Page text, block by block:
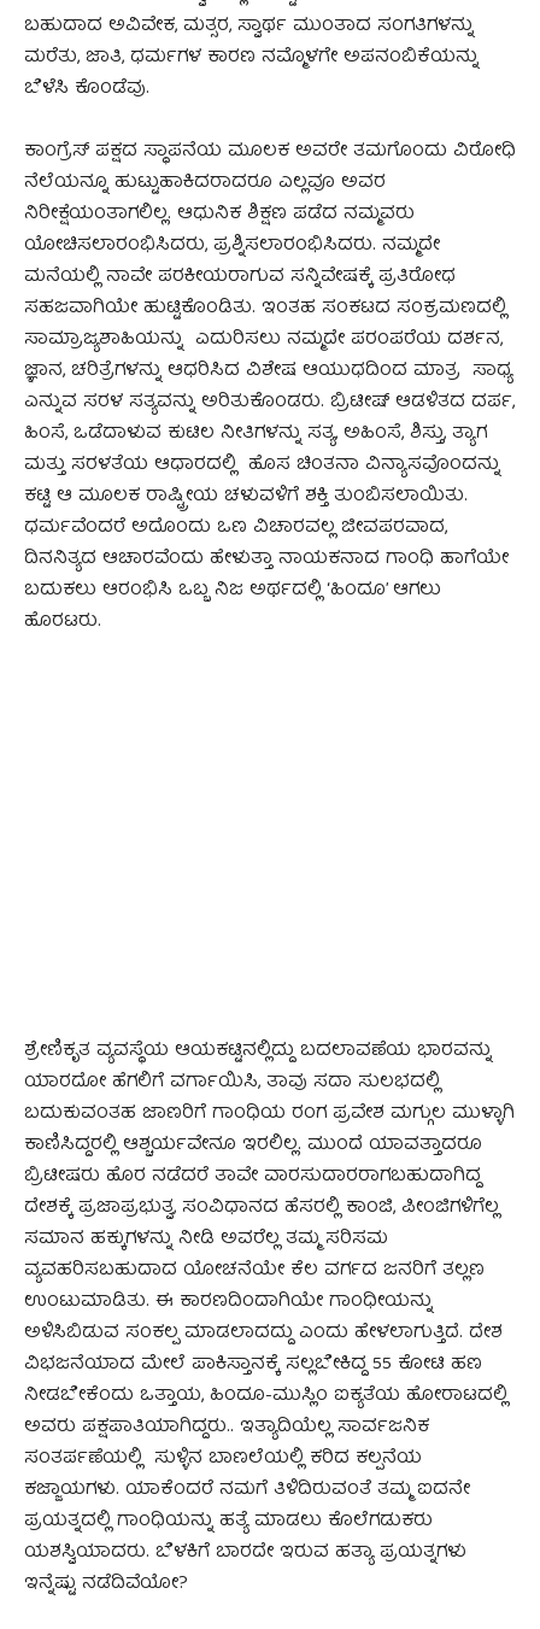
ಬಹುದಾದ ಅವಿವೇಕ, ಮತ್ಸರ, ಸ್ವಾರ್ಥ ಮುಂತಾದ ಸಂಗತಿಗಳನ್ನು
ಮರೆತು, ಜಾತಿ, ಧರ್ಮಗಳ ಕಾರಣ ನಮ್ಮೊಳಗೇ ಅಪನಂಬಿಕೆಯನ್ನು
ಬೆಳೆಸಿ ಕೊಂಡೆವು.
ಕಾಂಗ್ರೆಸ್ ಪಕ್ಷದ ಸ್ಥಾಪನೆಯ ಮೂಲಕ ಅವರೇ ತಮಗೊಂದು ವಿರೋಧಿ
ನೆಲೆಯನ್ನೂ ಹುಟ್ಟುಹಾಕಿದರಾದರೂ ಎಲ್ಲವೂ ಅವರ
ನಿರೀಕ್ಷೆಯಂತಾಗಲಿಲ್ಲ. ಆಧುನಿಕ ಶಿಕ್ಷಣ ಪಡೆದ ನಮ್ಮವರು
ಯೋಚಿಸಲಾರಂಭಿಸಿದರು, ಪ್ರಶ್ನಿಸಲಾರಂಭಿಸಿದರು. ನಮ್ಮದೇ
ಮನೆಯಲ್ಲಿ ನಾವೇ ಪರಕೀಯರಾಗುವ ಸನ್ನಿವೇಷಕ್ಕೆ ಪ್ರತಿರೋಧ
ಸಹಜವಾಗಿಯೇ ಹುಟ್ಟಿಕೊಂಡಿತು. ಇಂತಹ ಸಂಕಟದ ಸಂಕ್ರಮಣದಲ್ಲಿ
ಸಾಮ್ರಾಜ್ಯಶಾಹಿಯನ್ನು ಎದುರಿಸಲು ನಮ್ಮದೇ ಪರಂಪರೆಯ ದರ್ಶನ,
ಜ್ಞಾನ, ಚರಿತ್ರೆಗಳನ್ನು ಆಧರಿಸಿದ ವಿಶೇಷ ಆಯುಧದಿಂದ ಮಾತ್ರ ಸಾಧ್ಯ
ಎನ್ನುವ ಸರಳ ಸತ್ಯವನ್ನು ಅರಿತುಕೊಂಡರು. ಬ್ರಿಟೀಷ್ ಆಡಳಿತದ ದರ್ಪ,
ಹಿಂಸೆ, ಒಡೆದಾಳುವ ಕುಟಿಲ ನೀತಿಗಳನ್ನು ಸತ್ಯ, ಅಹಿಂಸೆ, ಶಿಸ್ತು, ತ್ಯಾಗ
ಮತ್ತು ಸರಳತೆಯ ಆಧಾರದಲ್ಲಿ ಹೊಸ ಚಿಂತನಾ ವಿನ್ಯಾಸವೊಂದನ್ನು
ಕಟ್ಟಿ ಆ ಮೂಲಕ ರಾಷ್ಟ್ರೀಯ ಚಳುವಳಿಗೆ ಶಕ್ತಿ ತುಂಬಿಸಲಾಯಿತು.
ಧರ್ಮವೆಂದರೆ ಅದೊಂದು ಒಣ ವಿಚಾರವಲ್ಲ ಜೀವಪರವಾದ,
ದಿನನಿತ್ಯದ ಆಚಾರವೆಂದು ಹೇಳುತ್ತಾ ನಾಯಕನಾದ ಗಾಂಧಿ ಹಾಗೆಯೇ
ಬದುಕಲು ಆರಂಭಿಸಿ ಒಬ್ಬ ನಿಜ ಅರ್ಥದಲ್ಲಿ ‘ಹಿಂದೂ’ ಆಗಲು
ಹೊರಟರು.
ಶ್ರೇಣಿಕೃತ ವ್ಯವಸ್ಥೆಯ ಆಯಕಟ್ಟಿನಲ್ಲಿದ್ದು ಬದಲಾವಣೆಯ ಭಾರವನ್ನು
ಯಾರದೋ ಹೆಗಲಿಗೆ ವರ್ಗಾಯಿಸಿ, ತಾವು ಸದಾ ಸುಲಭದಲ್ಲಿ
ಬದುಕುವಂತಹ ಜಾಣರಿಗೆ ಗಾಂಧಿಯ ರಂಗ ಪ್ರವೇಶ ಮಗ್ಗುಲ ಮುಳ್ಳಾಗಿ
ಕಾಣಿಸಿದ್ದರಲ್ಲಿ ಆಶ್ಚರ್ಯವೇನೂ ಇರಲಿಲ್ಲ. ಮುಂದೆ ಯಾವತ್ತಾದರೂ
ಬ್ರಿಟೀಷರು ಹೊರ ನಡೆದರೆ ತಾವೇ ವಾರಸುದಾರರಾಗಬಹುದಾಗಿದ್ದ
ದೇಶಕ್ಕೆ ಪ್ರಜಾಪ್ರಭುತ್ವ, ಸಂವಿಧಾನದ ಹೆಸರಲ್ಲಿ ಕಾಂಜಿ, ಪೀಂಜಿಗಳಿಗೆಲ್ಲ
ಸಮಾನ ಹಕ್ಕುಗಳನ್ನು ನೀಡಿ ಅವರೆಲ್ಲ ತಮ್ಮ ಸರಿಸಮ
ವ್ಯವಹರಿಸಬಹುದಾದ ಯೋಚನೆಯೇ ಕೆಲ ವರ್ಗದ ಜನರಿಗೆ ತಲ್ಲಣ
ಉಂಟುಮಾಡಿತು. ಈ ಕಾರಣದಿಂದಾಗಿಯೇ ಗಾಂಧೀಯನ್ನು
ಅಳಿಸಿಬಿಡುವ ಸಂಕಲ್ಪ ಮಾಡಲಾದದ್ದು ಎಂದು ಹೇಳಲಾಗುತ್ತಿದೆ. ದೇಶ
ವಿಭಜನೆಯಾದ ಮೇಲೆ ಪಾಕಿಸ್ತಾನಕ್ಕೆ ಸಲ್ಲಬೇಕಿದ್ದ 55 ಕೋಟಿ ಹಣ
ನೀಡಬೇಕೆಂದು ಒತ್ತಾಯ, ಹಿಂದೂ-ಮುಸ್ಲಿಂ ಐಕ್ಯತೆಯ ಹೋರಾಟದಲ್ಲಿ
ಅವರು ಪಕ್ಷಪಾತಿಯಾಗಿದ್ದರು.. ಇತ್ಯಾದಿಯೆಲ್ಲ ಸಾರ್ವಜನಿಕ
ಸಂತರ್ಪಣೆಯಲ್ಲಿ ಸುಳ್ಳಿನ ಬಾಣಲೆಯಲ್ಲಿ ಕರಿದ ಕಲ್ಪನೆಯ
ಕಜ್ಜಾಯಗಳು. ಯಾಕೆಂದರೆ ನಮಗೆ ತಿಳಿದಿರುವಂತೆ ತಮ್ಮ ಐದನೇ
ಪ್ರಯತ್ನದಲ್ಲಿ ಗಾಂಧಿಯನ್ನು ಹತ್ಯೆ ಮಾಡಲು ಕೊಲೆಗಡುಕರು
ಯಶಸ್ವಿಯಾದರು. ಬೆಳಕಿಗೆ ಬಾರದೇ ಇರುವ ಹತ್ಯಾ ಪ್ರಯತ್ನಗಳು
ಇನ್ನೆಷ್ಟು ನಡೆದಿವೆಯೋ?